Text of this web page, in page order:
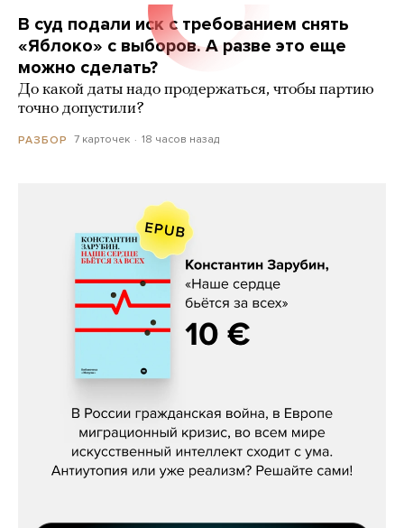
В суд подали иск с требованием снять
«Яблоко» с выборов. А разве это еще
можно сделать?
До какой даты надо продержаться, чтобы партию
точно допустили?
РАЗБОР 7 карточек 18 часов назад
Константин Зарубин, «Наше сердце